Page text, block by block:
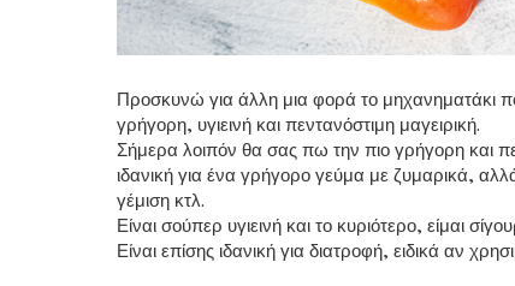
Προσκυνώ για άλλη μια φορά το μηχανηματάκι
γρήγορη, υγιεινή και πεντανόστιμη μαγειρική.
Σήμερα λοιπόν θα σας πω την πιο γρήγορη και
ιδανική για ένα γρήγορο γεύμα με ζυμαρικά,
γέμιση κτλ.
Είναι σούπερ υγιεινή και το κυριότερο, είμαι
Είναι επίσης ιδανική για διατροφή, ειδικά αν